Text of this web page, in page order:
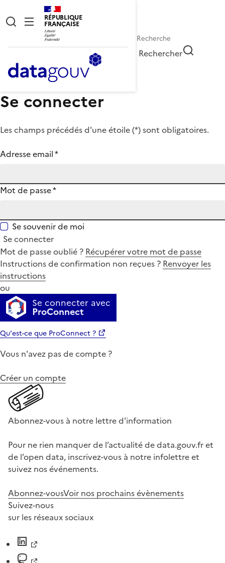
RÉPUBLIQUE
FRANÇAISE
Rechercher
Se connecter
Les champs précédés d'une étoile (*) sont obligatoires.
Adresse email*
Mot de passe*
Se souvenir de moi
Se connecter
Mot de passe oublié ? Récupérer votre mot de passe
Instructions de confirmation non reçues ? Renvoyer les
instructions
ou
Se connecter avec
ProConnect
Qu'est-ce que ProConnect ?
Vous n'avez pas de compte ?
Créer un compte
Abonnez-vous à notre lettre d'information
Pour ne rien manquer de l’actualité de data.gouv.fr et
de l’open data, inscrivez-vous à notre infolettre et
suivez nos événements.
Abonnez-vousVoir nos prochains évènements
Suivez-nous
sur les réseaux sociaux